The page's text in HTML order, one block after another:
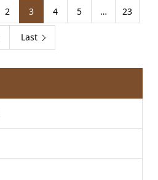
2 3 4 5 … 23
Last